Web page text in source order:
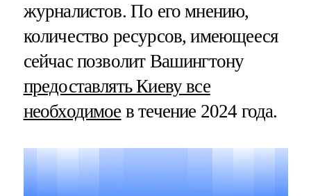
журналистов. По его мнению,
количество ресурсов, имеющееся
сейчас позволит Вашингтону
предоставлять Киеву все
необходимое в течение 2024 года.